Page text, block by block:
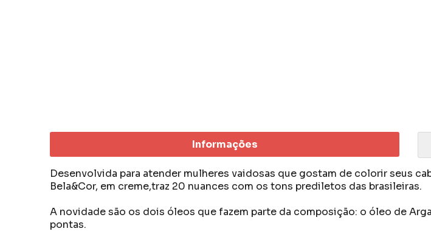
Informações
Desenvolvida para atender mulheres vaidosas que gostam de colorir seus
Bela&Cor, em creme,traz 20 nuances com os tons prediletos das brasileiras.
A novidade são os dois óleos que fazem parte da composição: o óleo de
pontas.